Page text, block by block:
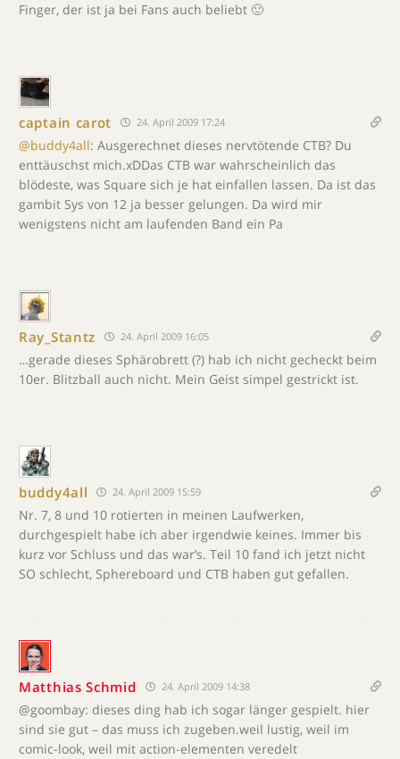
Finger, der ist ja bei Fans auch beliebt 🙂
captain carot 24. April 2009 17:24
@buddy4all: Ausgerechnet dieses nervtötende CTB? Du
enttäuschst mich.xDDas CTB war wahrscheinlich das
blödeste, was Square sich je hat einfallen lassen. Da ist das
gambit Sys von 12 ja besser gelungen. Da wird mir
wenigstens nicht am laufenden Band ein Pa
Ray_Stantz 24. April 2009 16:05
…gerade dieses Sphärobrett (?) hab ich nicht gecheckt beim
10er. Blitzball auch nicht. Mein Geist simpel gestrickt ist.
buddy4all 24. April 2009 15:59
Nr. 7, 8 und 10 rotierten in meinen Laufwerken,
durchgespielt habe ich aber irgendwie keines. Immer bis
kurz vor Schluss und das war’s. Teil 10 fand ich jetzt nicht
SO schlecht, Sphereboard und CTB haben gut gefallen.
Matthias Schmid 24. April 2009 14:38
@goombay: dieses ding hab ich sogar länger gespielt. hier
sind sie gut – das muss ich zugeben.weil lustig, weil im
comic-look, weil mit action-elementen veredelt